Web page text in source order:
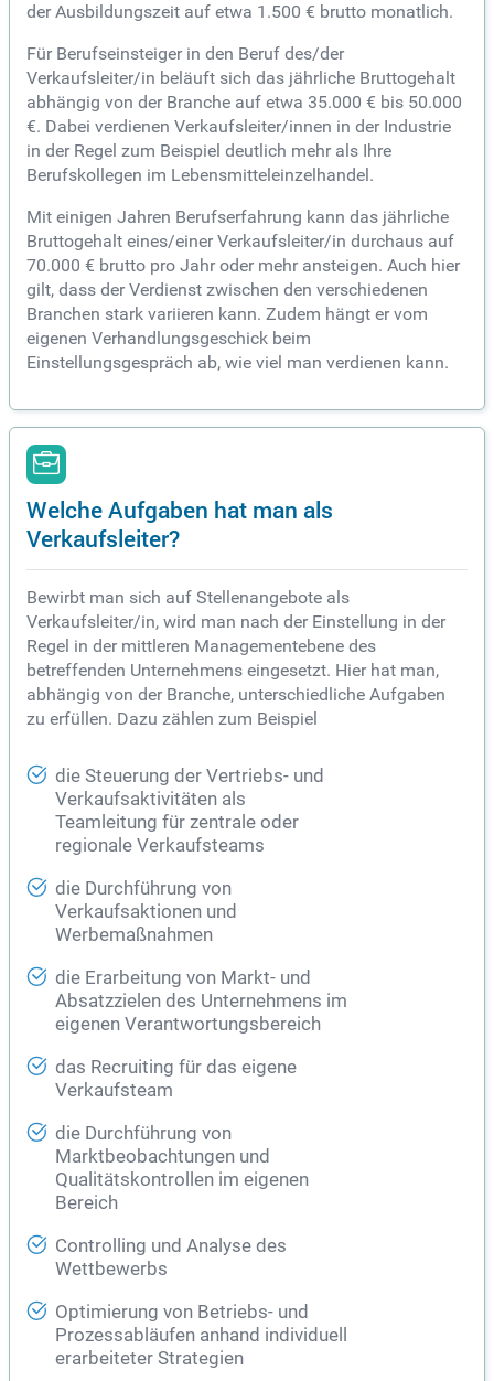
der Ausbildungszeit auf etwa 1.500 € brutto monatlich.
Für Berufseinsteiger in den Beruf des/der
Verkaufsleiter/in beläuft sich das jährliche Bruttogehalt
abhängig von der Branche auf etwa 35.000 € bis 50.000
€. Dabei verdienen Verkaufsleiter/innen in der Industrie
in der Regel zum Beispiel deutlich mehr als Ihre
Berufskollegen im Lebensmitteleinzelhandel.
Mit einigen Jahren Berufserfahrung kann das jährliche
Bruttogehalt eines/einer Verkaufsleiter/in durchaus auf
70.000 € brutto pro Jahr oder mehr ansteigen. Auch hier
gilt, dass der Verdienst zwischen den verschiedenen
Branchen stark variieren kann. Zudem hängt er vom
eigenen Verhandlungsgeschick beim
Einstellungsgespräch ab, wie viel man verdienen kann.
Welche Aufgaben hat man als
Verkaufsleiter?
Bewirbt man sich auf Stellenangebote als
Verkaufsleiter/in, wird man nach der Einstellung in der
Regel in der mittleren Managementebene des
betreffenden Unternehmens eingesetzt. Hier hat man,
abhängig von der Branche, unterschiedliche Aufgaben
zu erfüllen. Dazu zählen zum Beispiel
die Steuerung der Vertriebs- und
Verkaufsaktivitäten als
Teamleitung für zentrale oder
regionale Verkaufsteams
die Durchführung von
Verkaufsaktionen und
Werbemaßnahmen
die Erarbeitung von Markt- und
Absatzzielen des Unternehmens im
eigenen Verantwortungsbereich
das Recruiting für das eigene
Verkaufsteam
die Durchführung von
Marktbeobachtungen und
Qualitätskontrollen im eigenen
Bereich
Controlling und Analyse des
Wettbewerbs
Optimierung von Betriebs- und
Prozessabläufen anhand individuell
erarbeiteter Strategien